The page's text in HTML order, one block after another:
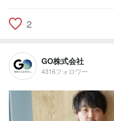
2
GO株式会社
4316フォロワー